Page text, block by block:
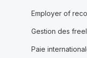
Employer of
Gestion des
Paie